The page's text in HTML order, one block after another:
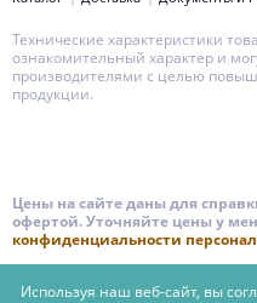
бетоноломам ARCHIMEDES,
инструмент был мощным,
мы в МАГИМЭКС всегда готовы
сервисом, оригинальными
необходимым для эффективного
Технические характеристики
ознакомительный характер и
производителями с целью
продукции.
Цены на сайте даны для
офертой. Уточняйте цены у
конфиденциальности
Используя наш веб-сайт, вы